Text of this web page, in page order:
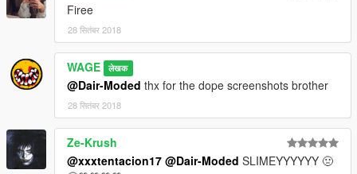
Firee
28 सितंबर 2018
WAGE लेखक
@Dair-Moded thx for the dope screenshots brother
28 सितंबर 2018
Ze-Krush
@xxxtentacion17 @Dair-Moded SLIMEYYYYYY 🤢